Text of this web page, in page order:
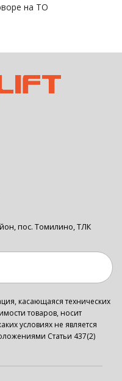
на ТО
пос. Томилино, ТЛК
касающаяся технических
товаров, носит
условиях не является
Статьи 437(2)